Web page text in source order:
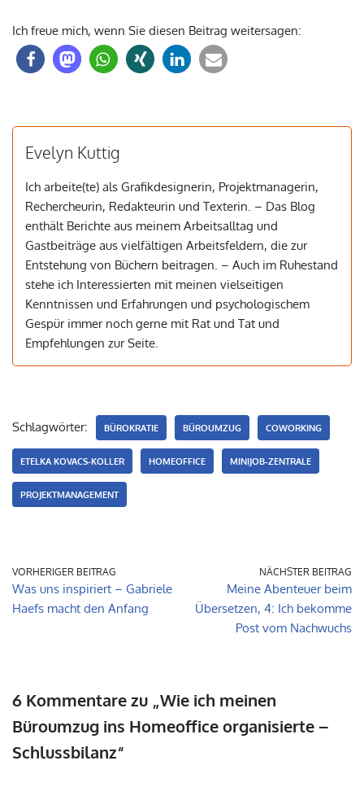
Ich freue mich, wenn Sie diesen Beitrag weitersagen:
Evelyn Kuttig
Ich arbeite(te) als Grafikdesignerin, Projektmanagerin,
Rechercheurin, Redakteurin und Texterin. – Das Blog
enthält Berichte aus meinem Arbeitsalltag und
Gastbeiträge aus vielfältigen Arbeitsfeldern, die zur
Entstehung von Büchern beitragen. – Auch im Ruhestand
stehe ich Interessierten mit meinen vielseitigen
Kenntnissen und Erfahrungen und psychologischem
Gespür immer noch gerne mit Rat und Tat und
Empfehlungen zur Seite.
Schlagwörter: BÜROKRATIE BÜROUMZUG COWORKING
ETELKA KOVACS-KOLLER HOMEOFFICE MINIJOB-ZENTRALE
PROJEKTMANAGEMENT
VORHERIGER BEITRAG
Was uns inspiriert – Gabriele
Haefs macht den Anfang
NÄCHSTER BEITRAG
Meine Abenteuer beim
Übersetzen, 4: Ich bekomme
Post vom Nachwuchs
6 Kommentare zu „Wie ich meinen
Büroumzug ins Homeoffice organisierte –
Schlussbilanz“